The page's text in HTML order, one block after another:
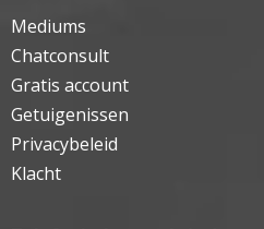
Mediums
Chatconsult
Gratis account
Getuigenissen
Privacybeleid
Klacht